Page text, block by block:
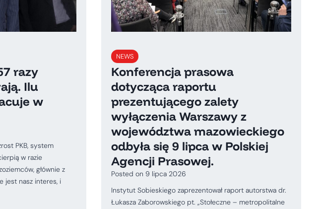
razy
Ilu
w
PKB, system
w razie
głównie z
jest nasz interes, i
NEWS
Konferencja prasowa
dotycząca raportu
prezentującego zalety
wyłączenia Warszawy z
województwa mazowieckiego
odbyła się 9 lipca w Polskiej
Agencji Prasowej.
Posted on 9 lipca 2026
Instytut Sobieskiego zaprezentował raport autorstwa dr.
Łukasza Zaborowskiego pt. „Stołeczne – metropolitalne